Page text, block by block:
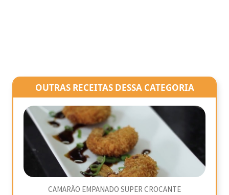
OUTRAS RECEITAS DESSA CATEGORIA
CAMARÃO EMPANADO SUPER CROCANTE